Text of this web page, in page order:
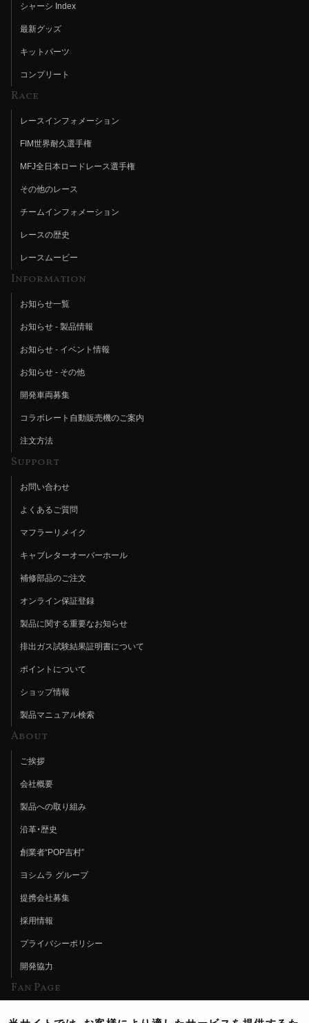
シャーシ Index
最新グッズ
キットパーツ
コンプリート
Race
レースインフォメーション
FIM世界耐久選手権
MFJ全日本ロードレース選手権
その他のレース
チームインフォメーション
レースの歴史
レースムービー
Information
お知らせ一覧
お知らせ - 製品情報
お知らせ - イベント情報
お知らせ - その他
開発車両募集
コラボレート自動販売機のご案内
注文方法
Support
お問い合わせ
よくあるご質問
マフラーリメイク
キャブレターオーバーホール
補修部品のご注文
オンライン保証登録
製品に関する重要なお知らせ
排出ガス試験結果証明書について
ポイントについて
ショップ情報
製品マニュアル検索
About
ご挨拶
会社概要
製品への取り組み
沿革・歴史
創業者“POP吉村”
ヨシムラ グループ
提携会社募集
採用情報
プライバシーポリシー
開発協力
Fan Page